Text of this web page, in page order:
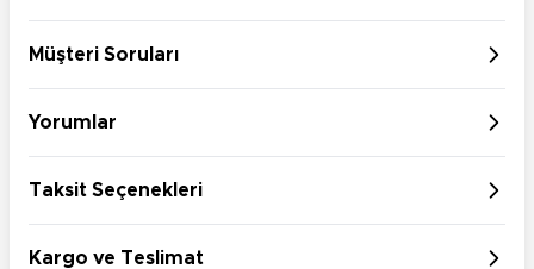
Müşteri Soruları
Yorumlar
Taksit Seçenekleri
Kargo ve Teslimat